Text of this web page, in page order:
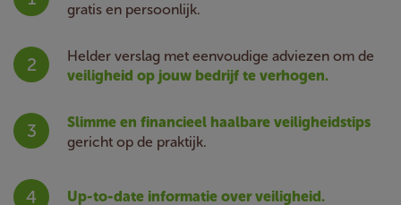
gratis en persoonlijk.
Helder verslag met eenvoudige adviezen om de
veiligheid op jouw bedrijf te verhogen.
Slimme en financieel haalbare veiligheidstips
gericht op de praktijk.
Up-to-date informatie over veiligheid.